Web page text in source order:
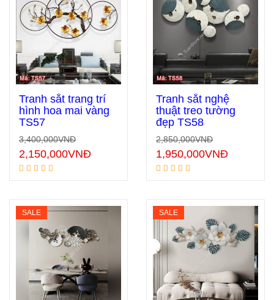
Tranh sắt nghệ
thuật treo tường
đẹp TS58
2,850,000VNĐ
1,950,000VNĐ
Tranh sắt trang trí
hình hoa mai vàng
TS57
3,400,000VNĐ
2,150,000VNĐ
SALE
SALE